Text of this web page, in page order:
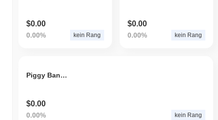
$0.00
0.00% kein Rang
$0.00
0.00% kein Rang
Piggy Bank Machine
$0.00
0.00% kein Rang